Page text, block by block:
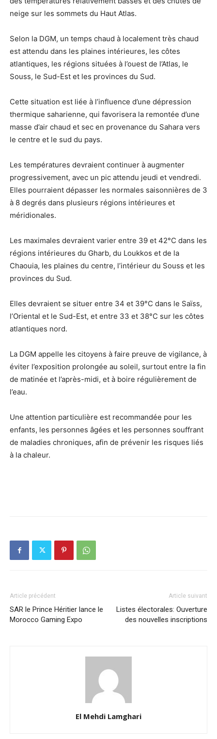
neige sur les sommets du Haut Atlas.
Selon la DGM, un temps chaud à localement très chaud
est attendu dans les plaines intérieures, les côtes
atlantiques, les régions situées à l’ouest de l’Atlas, le
Souss, le Sud-Est et les provinces du Sud.
Cette situation est liée à l’influence d’une dépression
thermique saharienne, qui favorisera la remontée d’une
masse d’air chaud et sec en provenance du Sahara vers
le centre et le sud du pays.
Les températures devraient continuer à augmenter
progressivement, avec un pic attendu jeudi et vendredi.
Elles pourraient dépasser les normales saisonnières de 3
à 8 degrés dans plusieurs régions intérieures et
méridionales.
Les maximales devraient varier entre 39 et 42°C dans les
régions intérieures du Gharb, du Loukkos et de la
Chaouia, les plaines du centre, l’intérieur du Souss et les
provinces du Sud.
Elles devraient se situer entre 34 et 39°C dans le Saïss,
l’Oriental et le Sud-Est, et entre 33 et 38°C sur les côtes
atlantiques nord.
La DGM appelle les citoyens à faire preuve de vigilance, à
éviter l’exposition prolongée au soleil, surtout entre la fin
de matinée et l’après-midi, et à boire régulièrement de
l’eau.
Une attention particulière est recommandée pour les
enfants, les personnes âgées et les personnes souffrant
de maladies chroniques, afin de prévenir les risques liés
à la chaleur.
Article précédent
SAR le Prince Héritier lance le
Morocco Gaming Expo
Article suivant
Listes électorales: Ouverture
des nouvelles inscriptions
El Mehdi Lamghari